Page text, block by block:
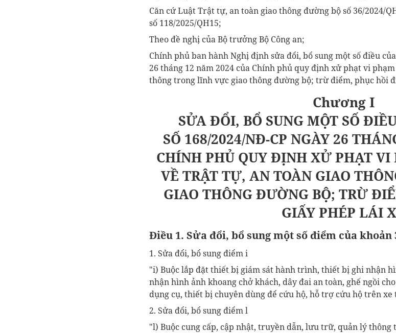
Căn cứ Luật Trật tự, an toàn giao thông đường bộ số 36/2024/
số 118/2025/QH15;
Theo đề nghị của Bộ trưởng Bộ Công an;
Chính phủ ban hành Nghị định sửa đổi, bổ sungmột số điều
26 tháng 12 năm 2024 của Chính phủ quy định xử phạt vi
thông trong lĩnh vực giao thông đường bộ; trừ điểm, phục hồi
Chương I
SỬA ĐỔI, BỔ SUNG MỘT SỐ
SỐ 168/2024/NĐ-CP NGÀY 26
CHÍNH PHỦ QUY ĐỊNH XỬ PHẠT
VỀ TRẬT TỰ, AN TOÀNGIAO
GIAO THÔNG ĐƯỜNG BỘ; TRỪ
GIẤY PHÉP LÁI
Điều 1. Sửa đổi, bổ sungmột số điểm củakhoản
1. Sửa đổi, bổ sung điểm i
"i) Buộc lắp đặt thiết bị giám sát hành trình, thiết bị ghi nhận
nhận hình ảnh khoang chở khách, dây đai an toàn, ghế ngồi
dụng cụ, thiết bị chuyên dùng để cứu hộ, hỗ trợ cứu hộ trên
2. Sửa đổi, bổ sung điểm l
"l) Buộc cung cấp, cập nhật, truyền dẫn, lưu trữ, quản lý